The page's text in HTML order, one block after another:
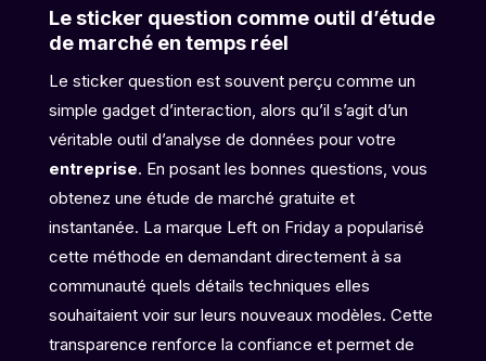
Le sticker question comme outil d’étude
de marché en temps réel
Le sticker question est souvent perçu comme un
simple gadget d’interaction, alors qu’il s’agit d’un
véritable outil d’analyse de données pour votre
entreprise. En posant les bonnes questions, vous
obtenez une étude de marché gratuite et
instantanée. La marque Left on Friday a popularisé
cette méthode en demandant directement à sa
communauté quels détails techniques elles
souhaitaient voir sur leurs nouveaux modèles. Cette
transparence renforce la confiance et permet de